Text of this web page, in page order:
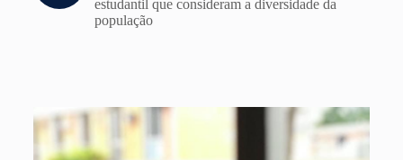
estudantil que consideram a diversidade da
população